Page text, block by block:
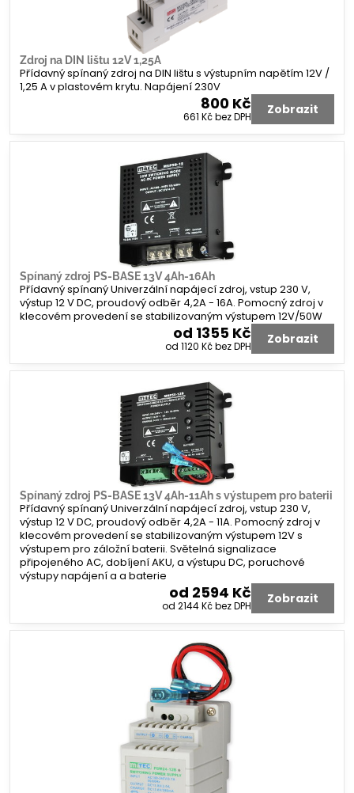
Zdroj na DIN lištu 12V 1,25A
Přídavný spínaný zdroj na DIN lištu s výstupním napětím 12V /
1,25 A v plastovém krytu. Napájení 230V
800 Kč
661 Kčbez DPH Zobrazit
Spínaný zdroj PS-BASE 13V 4Ah-16Ah
Přídavný spínaný Univerzální napájecí zdroj, vstup 230 V,
výstup 12 V DC, proudový odběr 4,2A - 16A. Pomocný zdroj v
klecovém provedení se stabilizovaným výstupem 12V/50W
od 1355 Kč
od 1120 Kčbez DPH Zobrazit
Spínaný zdroj PS-BASE 13V 4Ah-11Ah s výstupem pro baterii
Přídavný spínaný Univerzální napájecí zdroj, vstup 230 V,
výstup 12 V DC, proudový odběr 4,2A - 11A. Pomocný zdroj v
klecovém provedení se stabilizovaným výstupem 12V s
výstupem pro záložní baterii. Světelná signalizace
připojeného AC, dobíjení AKU, a výstupu DC, poruchové
výstupy napájení a a baterie
od 2594 Kč
od 2144 Kčbez DPH Zobrazit